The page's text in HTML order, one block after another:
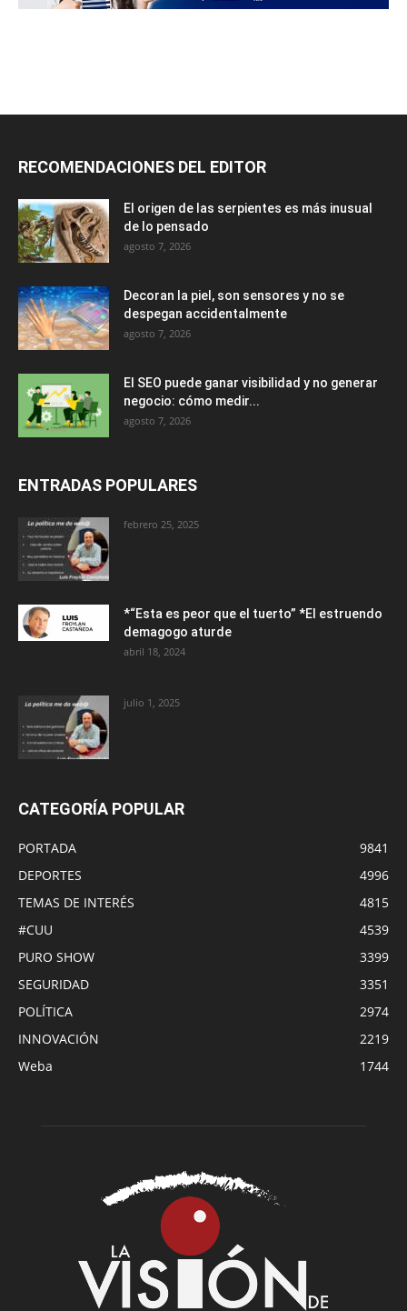
RECOMENDACIONES DEL EDITOR
El origen de las serpientes es más inusual
de lo pensado
agosto 7, 2026
Decoran la piel, son sensores y no se
despegan accidentalmente
agosto 7, 2026
El SEO puede ganar visibilidad y no generar
negocio: cómo medir...
agosto 7, 2026
ENTRADAS POPULARES
febrero 25, 2025
*“Esta es peor que el tuerto” *El estruendo
demagogo aturde
abril 18, 2024
julio 1, 2025
CATEGORÍA POPULAR
PORTADA
9841
DEPORTES
4996
TEMAS DE INTERÉS
4815
#CUU
4539
PURO SHOW
3399
SEGURIDAD
3351
POLÍTICA
2974
INNOVACIÓN
2219
Weba
1744